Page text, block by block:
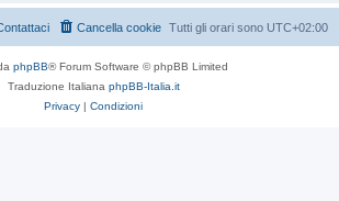
Tutti gli orari sono UTC+02:00
Cancella cookie
phpBB® Forum Software © phpBB Limited
Traduzione Italiana phpBB-Italia.it
Privacy | Condizioni